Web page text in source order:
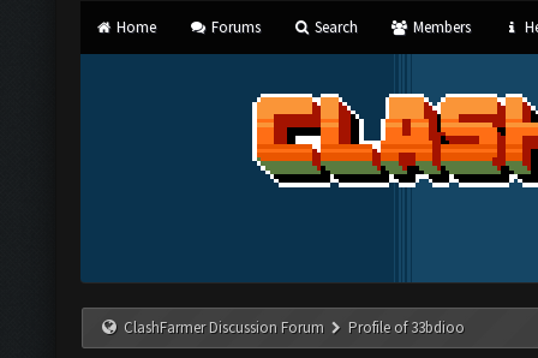
Home Forums Search Members
ClashFarmer Discussion Forum Profile of 33bdioo